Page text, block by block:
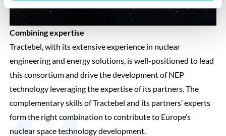
Combining expertise
Tractebel, with its extensive experience in nuclear
engineering and energy solutions, is well-positioned to lead
this consortium and drive the development of NEP
technology leveraging the expertise of its partners. The
complementary skills of Tractebel and its partners’ experts
form the right combination to contribute to Europe’s
nuclear space technology development.